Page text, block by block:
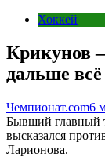
Хоккей
Крикунов
дальше
Чемпионат.com6
Бывший главный
высказался
Ларионова.